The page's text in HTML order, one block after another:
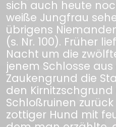
sich auch heute
weiße Jungfrau
übrigens
(s. Nr. 100). Früher
Nacht um die
jenem Schlosse
Zaukengrund die
den
Schloßruinen
zottiger Hund mit